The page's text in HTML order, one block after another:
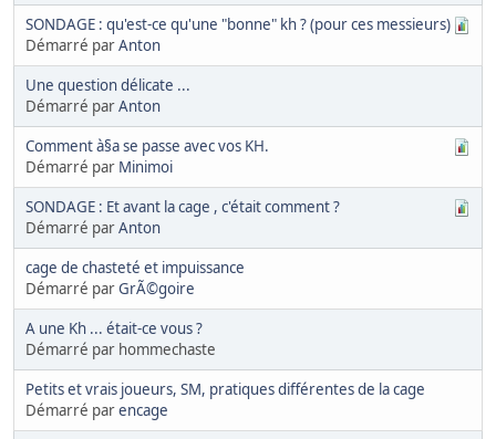
SONDAGE : qu'est-ce qu'une "bonne" kh ? (pour ces messieurs)
Démarré parAnton
Une question délicate ...
Démarré parAnton
Comment à§a se passe avec vos KH.
Démarré par Minimoi
SONDAGE : Et avant la cage , c'était comment ?
Démarré parAnton
cage de chasteté et impuissance
Démarré parGrÃ©goire
A une Kh ... était-ce vous ?
Démarré par hommechaste
Petits et vrais joueurs, SM, pratiques différentes de la cage
Démarré parencage